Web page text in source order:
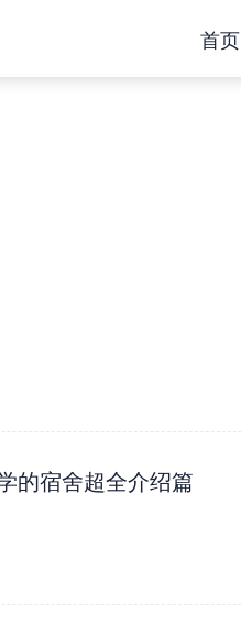
首页
宿舍超全介绍篇